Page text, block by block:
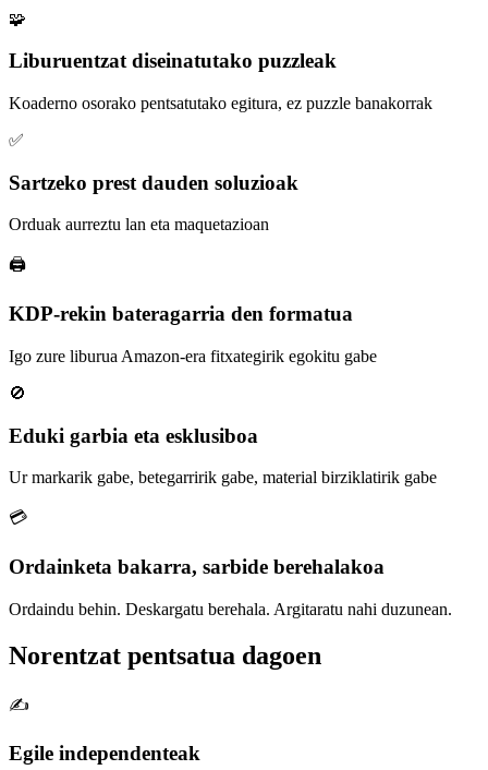
🧩
Liburuentzat diseinatutako puzzleak
Koaderno osorako pentsatutako egitura, ez puzzle banakorrak
✅
Sartzeko prest dauden soluzioak
Orduak aurreztu lan eta maquetazioan
🖨️
KDP-rekin bateragarria den formatua
Igo zure liburua Amazon-era fitxategirik egokitu gabe
🚫
Eduki garbia eta esklusiboa
Ur markarik gabe, betegarririk gabe, material birziklatirik gabe
💳
Ordainketa bakarra, sarbide berehalakoa
Ordaindu behin. Deskargatu berehala. Argitaratu nahi duzunean.
Norentzat pentsatua dagoen
✍️
Egile independenteak